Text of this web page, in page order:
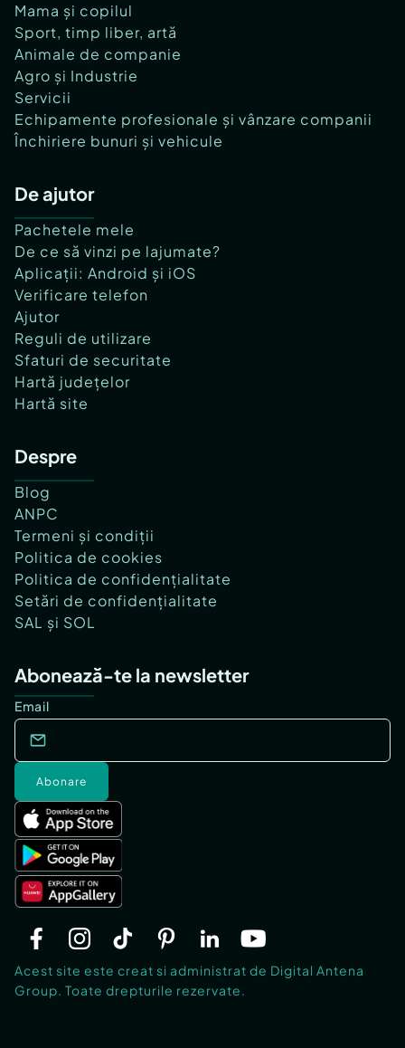
Mama și copilul
Sport, timp liber, artă
Animale de companie
Agro și Industrie
Servicii
Echipamente profesionale și vânzare companii
Închiriere bunuri și vehicule
De ajutor
Pachetele mele
De ce să vinzi pe lajumate?
Aplicații: Android și iOS
Verificare telefon
Ajutor
Reguli de utilizare
Sfaturi de securitate
Hartă județelor
Hartă site
Despre
Blog
ANPC
Termeni și condiții
Politica de cookies
Politica de confidențialitate
Setări de confidențialitate
SAL și SOL
Abonează-te la newsletter
Email
Abonare
Acest site este creat si administrat de Digital Antena
Group. Toate drepturile rezervate.